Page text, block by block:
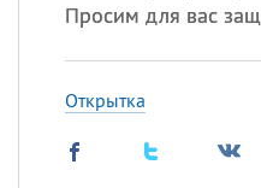
Просим для вас
Открытка